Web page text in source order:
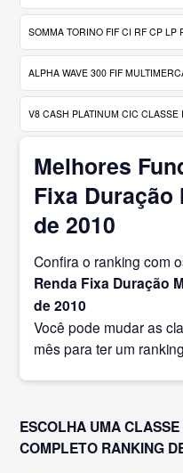
SOMMA TORINO FIF CI RF CP LP
ALPHA WAVE 300 FIF
V8 CASH PLATINUM CIC CLASSE
Melhores
Fixa Duração
de 2010
Confira o ranking com
Renda Fixa Duração
de 2010
Você pode mudar as
mês para ter um
ESCOLHA UMA
COMPLETO RANKING